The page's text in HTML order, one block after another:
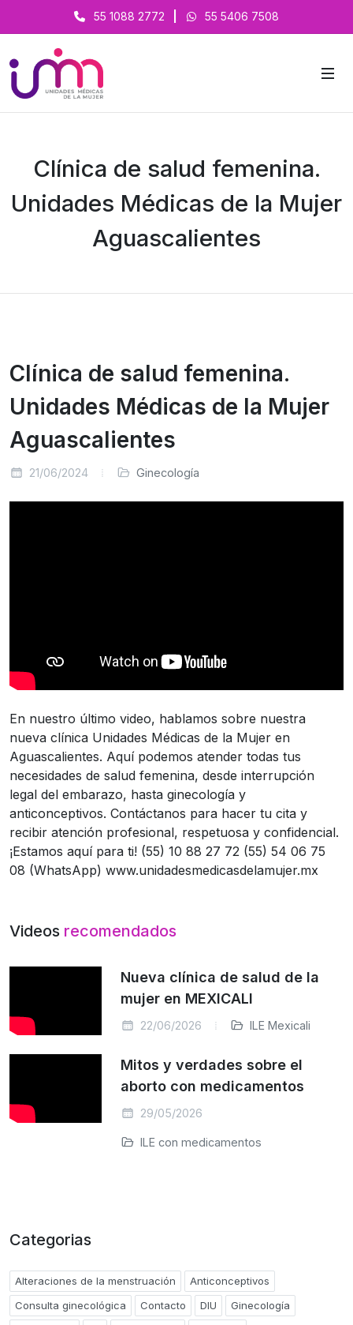
55 1088 2772 55 5406 7508
Clínica de salud femenina.
Unidades Médicas de la Mujer
Aguascalientes
Clínica de salud femenina.
Unidades Médicas de la Mujer
Aguascalientes
21/06/2024 Ginecología
En nuestro último video, hablamos sobre nuestra
nueva clínica Unidades Médicas de la Mujer en
Aguascalientes. Aquí podemos atender todas tus
necesidades de salud femenina, desde interrupción
legal del embarazo, hasta ginecología y
anticonceptivos. Contáctanos para hacer tu cita y
recibir atención profesional, respetuosa y confidencial.
¡Estamos aquí para ti! (55) 10 88 27 72 (55) 54 06 75
08 (WhatsApp) www.unidadesmedicasdelamujer.mx
Videos recomendados
Nueva clínica de salud de la
mujer en MEXICALI
22/06/2026 ILE Mexicali
Mitos y verdades sobre el
aborto con medicamentos
29/05/2026
ILE con medicamentos
Categorias
Alteraciones de la menstruación
Anticonceptivos
Consulta ginecológica
Contacto DIU
Ginecología